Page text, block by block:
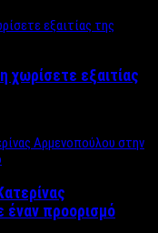
χωρίσετε εξαιτίας
έναν προορισμό